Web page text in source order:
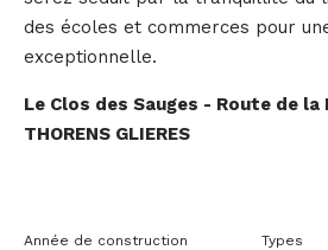
des écoles et commerces pour
exceptionnelle.
Le Clos des Sauges - Route de
THORENS GLIERES
Année de construction Types